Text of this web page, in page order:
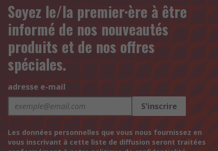
Soyez le/la premier·ère à être
informé de nos nouveautés
produits et de nos offres
spéciales.
adresse e-mail
S'inscrire
Les données personnelles que vous nous fournissez en
vous inscrivant à cette liste de diffusion seront traitées